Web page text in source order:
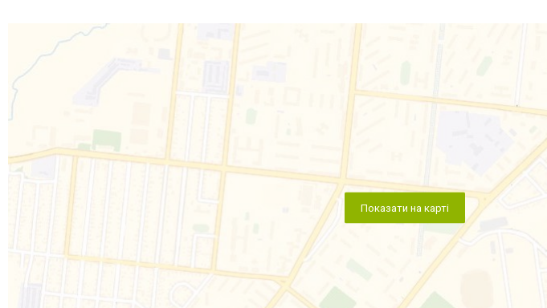
Показати на карті